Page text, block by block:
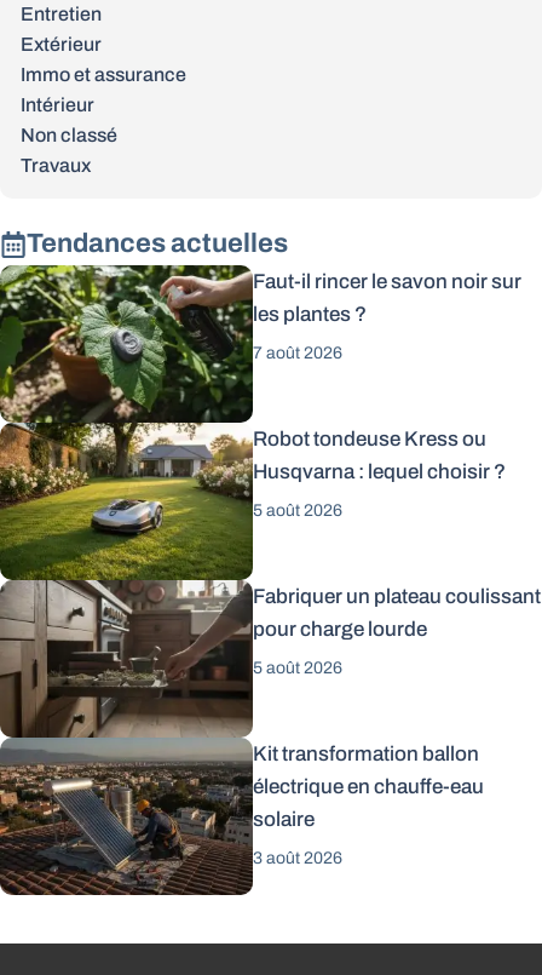
Entretien
Extérieur
Immo et assurance
Intérieur
Non classé
Travaux
Tendances actuelles
Faut-il rincer le savon noir sur
les plantes ?
7 août 2026
Robot tondeuse Kress ou
Husqvarna : lequel choisir ?
5 août 2026
Fabriquer un plateau coulissant
pour charge lourde
5 août 2026
Kit transformation ballon
électrique en chauffe-eau
solaire
3 août 2026